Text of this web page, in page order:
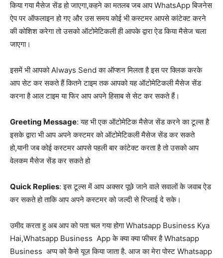
किया गया मैसेज सेंड हो जाएगा,कहने का मतलब जब आप WhatsApp बिजनेस
ऐप पर ऑफलाइन हो गए और उस समय कोई भी कस्टमर आपसे कांटेक्ट करने
की कोशिश करेगा तो उसको ऑटोमेटिकली ही आपके द्वारा ऐड किया मैसेज चला
जाएगा।
इसमें भी आपको Always Send का ऑप्शन मिलता है इस पर क्लिक करके
आप सेट कर सकते हैं कितने टाइम तक आपको यह ऑटोमेटिकली मैसेज सेंड
करना है आल टाइम या फिर आप अपने हिसाब से सेट कर सकते हैं।
Greeting Message: यह भी एक ऑटोमेटिक मैसेज सेंड करने का टूल्स है
इसके द्वारा भी आप अपने कस्टमर को ऑटोमेटिकली मैसेज सेंड कर सकते
हो,यानी जब कोई कस्टमर आपसे पहली बार कांटेक्ट करता है तो उसको आप
वेलकम मैसेज सेंड कर सकते हो
Quick Replies: इस टूल्स में आप अक्सर पूछे जाने वाले सवालों के जवाब ऐड
कर सकते हो ताकि आप अपने कस्टमर को जल्दी से रिप्लाई दे सके।
उमीद करता हु अब आप को पता चल गया होगा Whatsapp Business Kya
Hai,Whatsapp Business App के क्या क्या फीचर है Whatsapp
Business अप्प को कैसे यूज़ किया जाता है. आज का मेरा पोस्ट Whatsapp